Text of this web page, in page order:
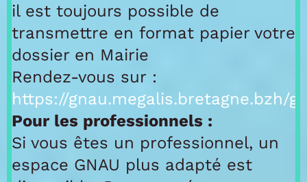
il est toujours possible de
transmettre en format papier votre
dossier en Mairie
Rendez-vous sur :
https://gnau.megalis.bretagne.bzh/
Pour les professionnels :
Si vous êtes un professionnel, un
espace GNAU plus adapté est